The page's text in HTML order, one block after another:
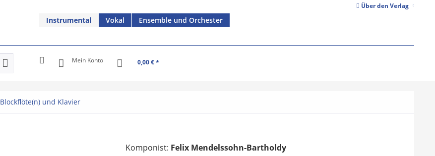
Über den Verlag
Instrumental Vokal Ensemble und Orchester
Mein Konto 0,00 € *
Blockflöte(n) und Klavier
Komponist: Felix Mendelssohn-Bartholdy